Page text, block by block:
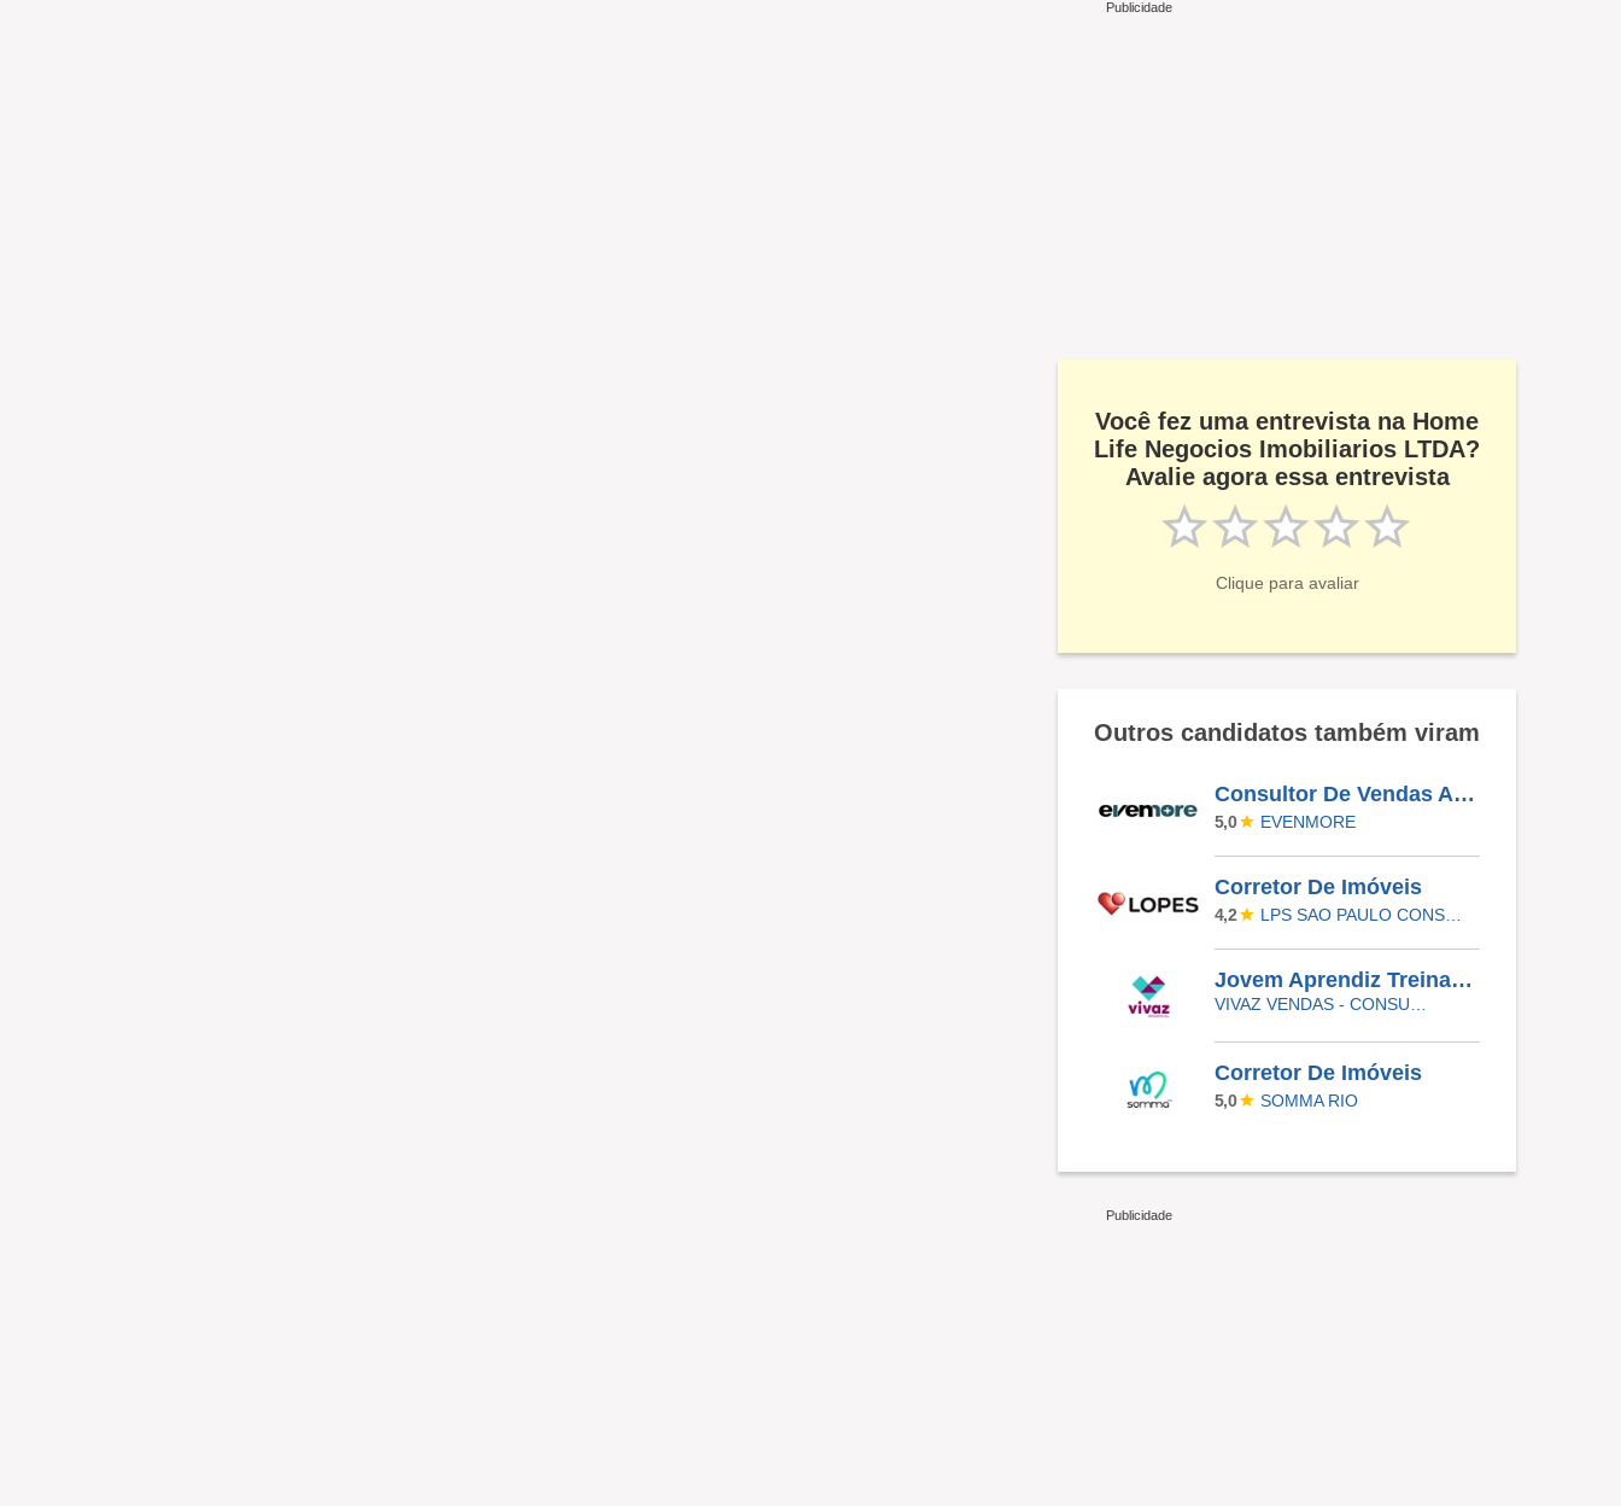
Você fez uma entrevista na Home
Life Negocios Imobiliarios LTDA?
Avalie agora essa entrevista
Clique para avaliar
Outros candidatos também viram
Consultor De Vendas Autônomo.
5,0 EVENMORE
Corretor De Imóveis
4,2
Jovem Aprendiz Treinamento E Desenvolvimento
Corretor De Imóveis
5,0 SOMMA RIO